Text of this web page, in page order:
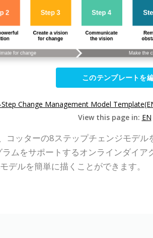
このテンプレートを
Change Management Model
View this page in: EN
ッターの8ステップチェンジモデ
ムをサポートするオンラインダイ
デルを簡単に描くことができます。